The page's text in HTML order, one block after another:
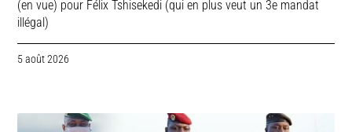
(en vue) pour Félix Tshisekedi (qui en plus veut un 3e mandat
illégal)
5 août 2026